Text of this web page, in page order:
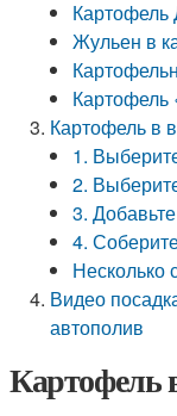
Жульен в
Картофель в
1.
2.
3.
4.
Несколько
Видео
автополив
Картофель